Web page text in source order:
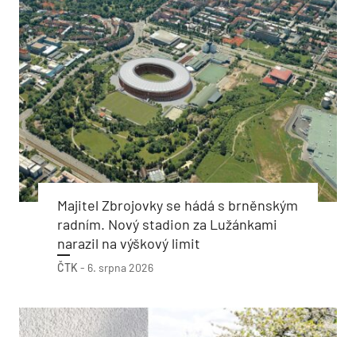
Majitel Zbrojovky se hádá s brněnským
radním. Nový stadion za Lužánkami
narazil na výškový limit
ČTK - 6. srpna 2026